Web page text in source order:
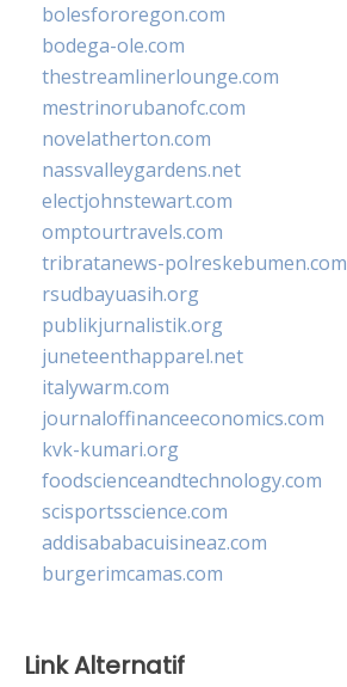
bolesfororegon.com
bodega-ole.com
thestreamlinerlounge.com
mestrinorubanofc.com
novelatherton.com
nassvalleygardens.net
electjohnstewart.com
omptourtravels.com
tribratanews-polreskebumen.com
rsudbayuasih.org
publikjurnalistik.org
juneteenthapparel.net
italywarm.com
journaloffinanceeconomics.com
kvk-kumari.org
foodscienceandtechnology.com
scisportsscience.com
addisababacuisineaz.com
burgerimcamas.com
Link Alternatif